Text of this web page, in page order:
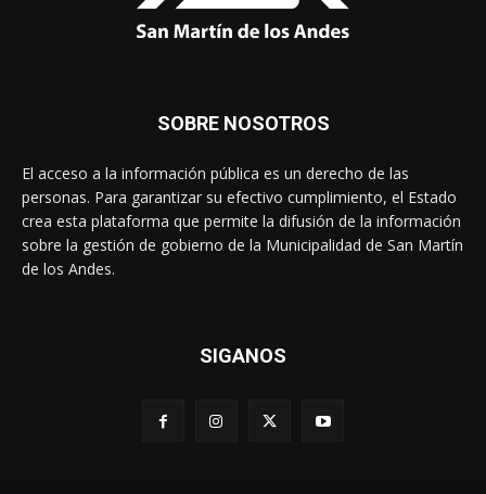
SOBRE NOSOTROS
El acceso a la información pública es un derecho de las
personas. Para garantizar su efectivo cumplimiento, el Estado
crea esta plataforma que permite la difusión de la información
sobre la gestión de gobierno de la Municipalidad de San Martín
de los Andes.
SIGANOS